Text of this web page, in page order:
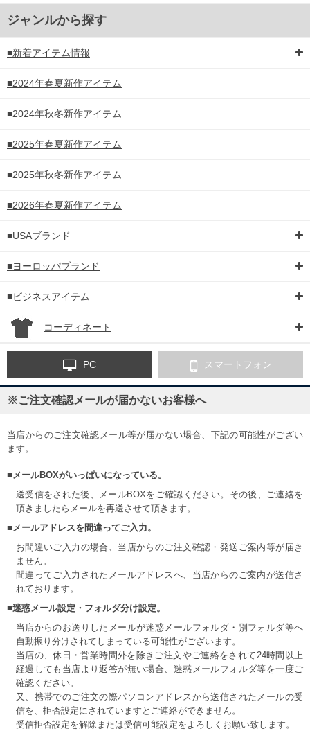
ジャンルから探す
■新着アイテム情報
■2024年春夏新作アイテム
■2024年秋冬新作アイテム
■2025年春夏新作アイテム
■2025年秋冬新作アイテム
■2026年春夏新作アイテム
■USAブランド
■ヨーロッパブランド
■ビジネスアイテム
コーディネート
PC スマートフォン
※ご注文確認メールが届かないお客様へ
当店からのご注文確認メール等が届かない場合、下記の可能性がござい
ます。
■メールBOXがいっぱいになっている。
送受信をされた後、メールBOXをご確認ください。その後、ご連絡を
頂きましたらメールを再送させて頂きます。
■メールアドレスを間違ってご入力。
お間違いご入力の場合、当店からのご注文確認・発送ご案内等が届き
ません。
間違ってご入力されたメールアドレスへ、当店からのご案内が送信さ
れております。
■迷惑メール設定・フォルダ分け設定。
当店からのお送りしたメールが迷惑メールフォルダ・別フォルダ等へ
自動振り分けされてしまっている可能性がございます。
当店の、休日・営業時間外を除きご注文やご連絡をされて24時間以上
経過しても当店より返答が無い場合、迷惑メールフォルダ等を一度ご
確認ください。
又、携帯でのご注文の際パソコンアドレスから送信されたメールの受
信を、拒否設定にされていますとご連絡ができません。
受信拒否設定を解除または受信可能設定をよろしくお願い致します。